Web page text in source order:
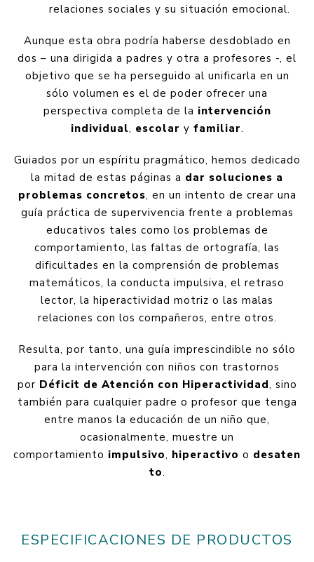
relaciones sociales y su situación emocional.
Aunque esta obra podría haberse desdoblado en
dos – una dirigida a padres y otra a profesores -, el
objetivo que se ha perseguido al unificarla en un
sólo volumen es el de poder ofrecer una
perspectiva completa de la intervención
individual, escolar y familiar.
Guiados por un espíritu pragmático, hemos dedicado
la mitad de estas páginas a dar soluciones a
problemas concretos, en un intento de crear una
guía práctica de supervivencia frente a problemas
educativos tales como los problemas de
comportamiento, las faltas de ortografía, las
dificultades en la comprensión de problemas
matemáticos, la conducta impulsiva, el retraso
lector, la hiperactividad motriz o las malas
relaciones con los compañeros, entre otros.
Resulta, por tanto, una guía imprescindible no sólo
para la intervención con niños con trastornos
por Déficit de Atención con Hiperactividad, sino
también para cualquier padre o profesor que tenga
entre manos la educación de un niño que,
ocasionalmente, muestre un
comportamiento impulsivo, hiperactivo o desaten
to.
ESPECIFICACIONES DE PRODUCTOS